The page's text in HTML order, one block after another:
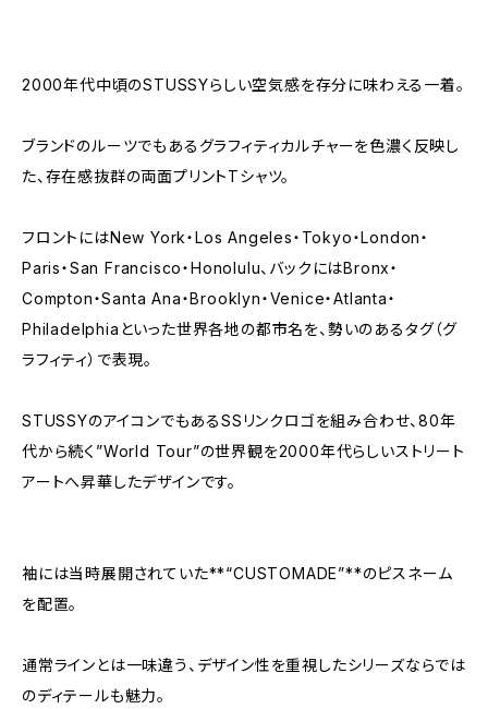
2000年代中頃のSTUSSYらしい空気感を存分に味わえる一着。
ブランドのルーツでもあるグラフィティカルチャーを色濃く反映し
た、存在感抜群の両面プリントTシャツ。
フロントにはNew York・Los Angeles・Tokyo・London・
Paris・San Francisco・Honolulu、バックにはBronx・
Compton・Santa Ana・Brooklyn・Venice・Atlanta・
Philadelphiaといった世界各地の都市名を、勢いのあるタグ（グ
ラフィティ）で表現。
STUSSYのアイコンでもあるSSリンクロゴを組み合わせ、80年
代から続く”World Tour”の世界観を2000年代らしいストリート
アートへ昇華したデザインです。
袖には当時展開されていた**“CUSTOMADE”**のピスネーム
を配置。
通常ラインとは一味違う、デザイン性を重視したシリーズならでは
のディテールも魅力。